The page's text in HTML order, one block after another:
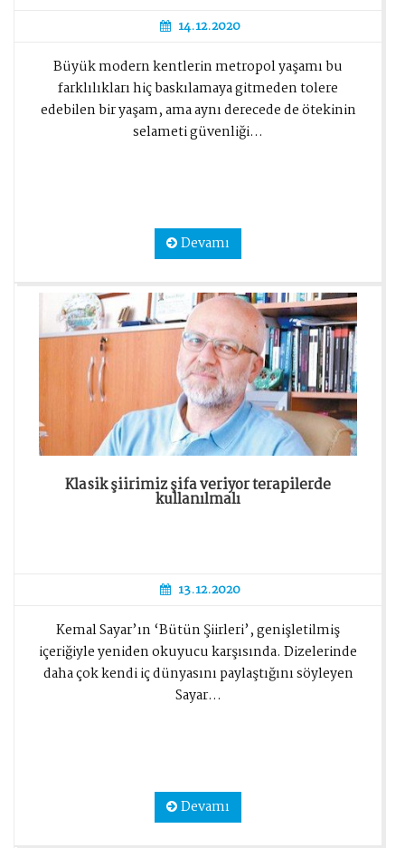
14.12.2020
Büyük modern kentlerin metropol yaşamı bu
farklılıkları hiç baskılamaya gitmeden tolere
edebilen bir yaşam, ama aynı derecede de ötekinin
selameti güvenliği...
Devamı
Klasik şiirimiz şifa veriyor terapilerde
kullanılmalı
13.12.2020
Kemal Sayar’ın ‘Bütün Şiirleri’, genişletilmiş
içeriğiyle yeniden okuyucu karşısında. Dizelerinde
daha çok kendi iç dünyasını paylaştığını söyleyen
Sayar...
Devamı